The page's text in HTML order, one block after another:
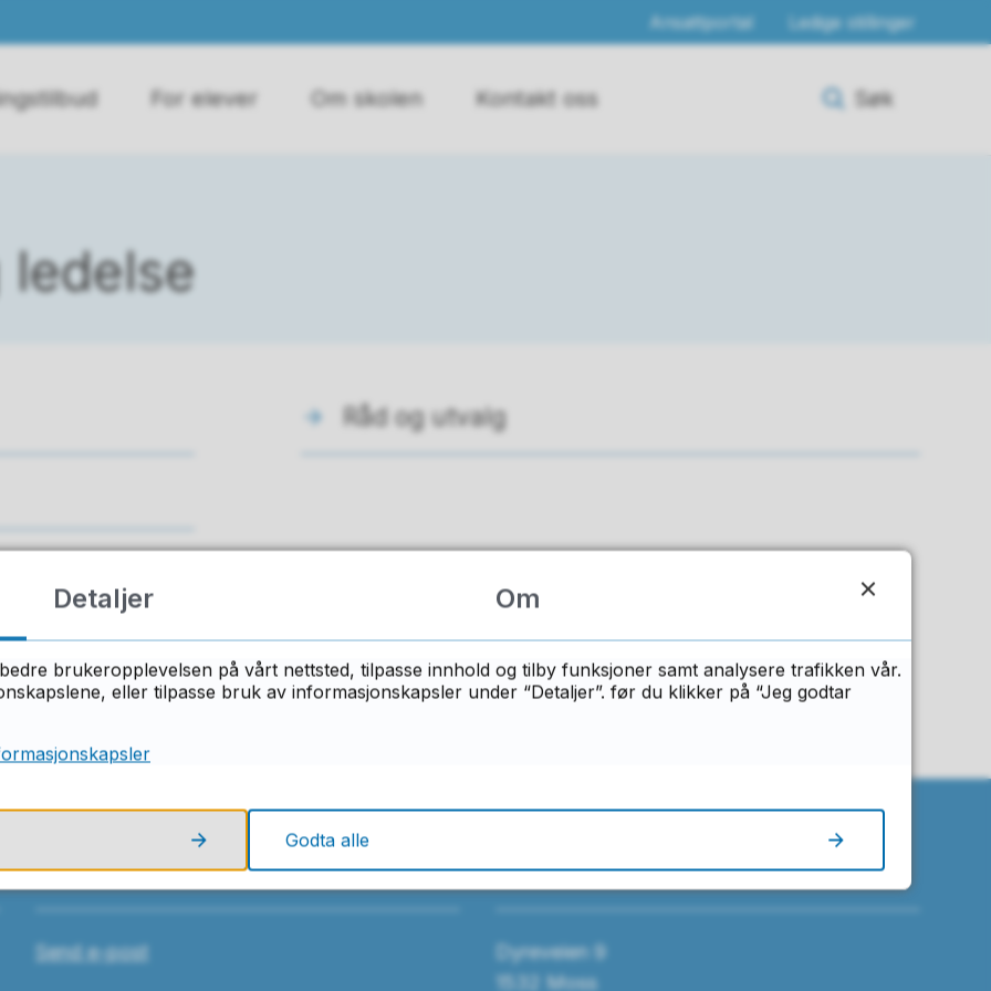
Ansattportal Ledige stillinger
For elever Om skolen Kontakt oss Søk
ledelse
Råd og utvalg
Ja Nei
Skriv til oss
Send e-post
Besøk oss
Dyreveien 9
1532 Moss
Detaljer Om
brukeropplevelsen på vårt nettsted, tilpasse innhold og tilby funksjoner samt analysere trafikken vår.
eller tilpasse bruk av informasjonskapsler under “Detaljer”. før du klikker på “Jeg godtar
Godta alle